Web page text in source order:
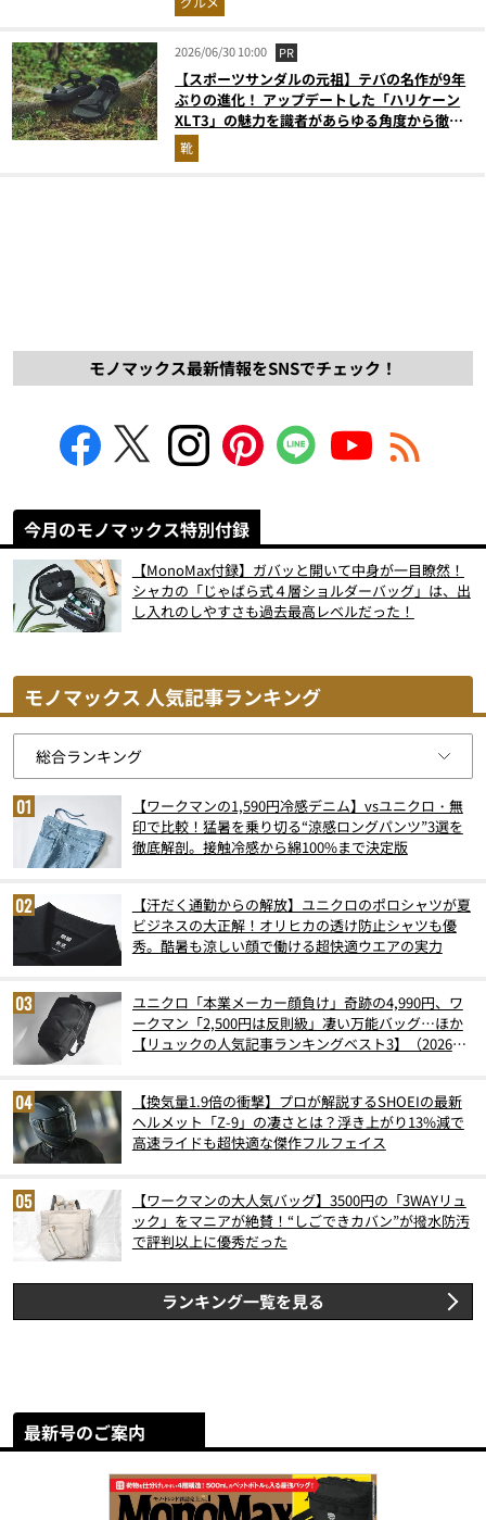
2026/06/30 10:00 PR
【スポーツサンダルの元祖】テバの名作が9年
ぶりの進化！ アップデートした「ハリケーン
XLT3」の魅力を識者があらゆる角度から徹底
解説！
靴
モノマックス最新情報をSNSでチェック！
今月のモノマックス特別付録
【MonoMax付録】ガバッと開いて中身が一目瞭然！
シャカの「じゃばら式４層ショルダーバッグ」は、出
し入れのしやすさも過去最高レベルだった！
モノマックス 人気記事ランキング
【ワークマンの1,590円冷感デニム】vsユニクロ・無
印で比較！猛暑を乗り切る“涼感ロングパンツ”3選を
徹底解剖。接触冷感から綿100%まで決定版
【汗だく通勤からの解放】ユニクロのポロシャツが夏
ビジネスの大正解！オリヒカの透け防止シャツも優
秀。酷暑も涼しい顔で働ける超快適ウエアの実力
ユニクロ「本業メーカー顔負け」奇跡の4,990円、ワ
ークマン「2,500円は反則級」凄い万能バッグ…ほか
【リュックの人気記事ランキングベスト3】（2026年
【換気量1.9倍の衝撃】プロが解説するSHOEIの最新
ヘルメット「Z-9」の凄さとは？浮き上がり13%減で
高速ライドも超快適な傑作フルフェイス
【ワークマンの大人気バッグ】3500円の「3WAYリュ
ック」をマニアが絶賛！“しごできカバン”が撥水防汚
で評判以上に優秀だった
ランキング一覧を見る
最新号のご案内